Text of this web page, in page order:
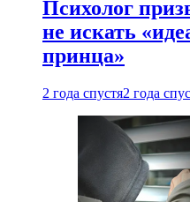
Психолог
не искать
принца»
2 года спустя2 года